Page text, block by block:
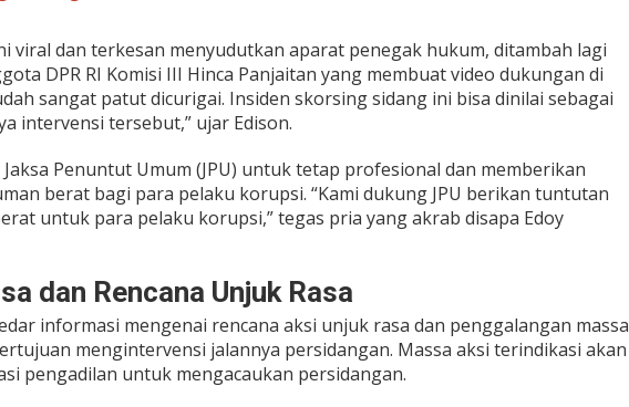
viral dan terkesan menyudutkan aparat penegak hukum, ditambah lagi
DPR RI Komisi III Hinca Panjaitan yang membuat video dukungan di
sangat patut dicurigai. Insiden skorsing sidang ini bisa dinilai sebagai
intervensi tersebut,” ujar Edison.
Penuntut Umum (JPU) untuk tetap profesional dan memberikan
berat bagi para pelaku korupsi. “Kami dukung JPU berikan tuntutan
untuk para pelaku korupsi,” tegas pria yang akrab disapa Edoy
dan Rencana Unjuk Rasa
informasi mengenai rencana aksi unjuk rasa dan penggalangan massa
mengintervensi jalannya persidangan. Massa aksi terindikasi akan
pengadilan untuk mengacaukan persidangan.